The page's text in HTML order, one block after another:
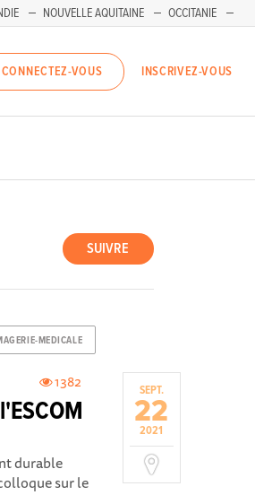
NOUVELLE AQUITAINE
OCCITANIE
CONNECTEZ-VOUS INSCRIVEZ-VOUS
SUIVRE
MEDICALE
SEPT.
22
2021
1382
durable
sur le